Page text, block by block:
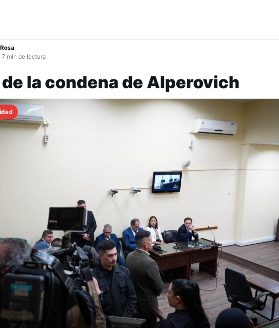
7 min de lectura
de la condena de Alperovich